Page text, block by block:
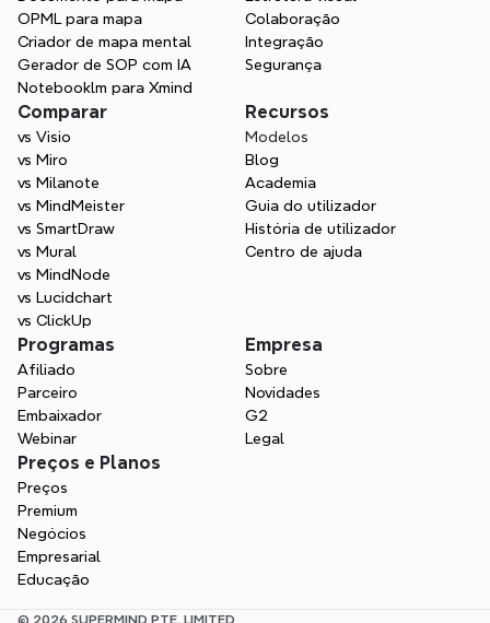
OPML para mapa
Criador de mapa mental
Gerador de SOP com IA
Notebooklm para Xmind
Colaboração
Integração
Segurança
Comparar
vs Visio
vs Miro
vs Milanote
vs MindMeister
vs SmartDraw
vs Mural
vs MindNode
vs Lucidchart
vs ClickUp
Recursos
Modelos
Blog
Academia
Guia do utilizador
História de utilizador
Centro de ajuda
Programas
Afiliado
Parceiro
Embaixador
Webinar
Empresa
Sobre
Novidades
G2
Legal
Preços e Planos
Preços
Premium
Negócios
Empresarial
Educação
© 2026 SUPERMIND PTE. LIMITED